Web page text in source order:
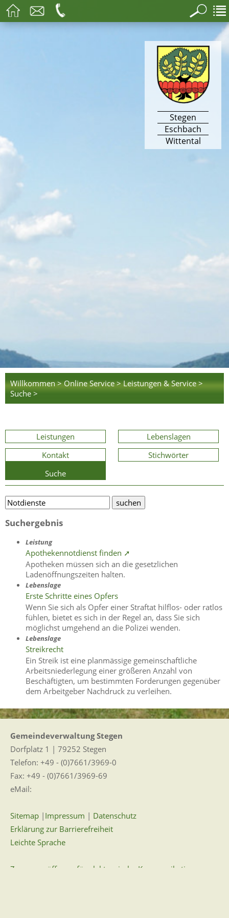
Stegen
Eschbach
Wittental
Willkommen > Online Service > Leistungen & Service >
Suche >
Leistungen
Lebenslagen
Kontakt
Stichwörter
Suche
Suchergebnis
Leistung
Apothekennotdienst finden ➚
Apotheken müssen sich an die gesetzlichen
Ladenöffnungszeiten halten.
Lebenslage
Erste Schritte eines Opfers
Wenn Sie sich als Opfer einer Straftat hilflos- oder ratlos
fühlen, bietet es sich in der Regel an, dass Sie sich
möglichst umgehend an die Polizei wenden.
Lebenslage
Streikrecht
Ein Streik ist eine planmässige gemeinschaftliche
Arbeitsniederlegung einer größeren Anzahl von
Beschäftigten, um bestimmten Forderungen gegenüber
dem Arbeitgeber Nachdruck zu verleihen.
Gemeindeverwaltung Stegen
Dorfplatz 1 | 79252 Stegen
Telefon: +49 - (0)7661/3969-0
Fax: +49 - (0)7661/3969-69
eMail:
Sitemap | Impressum | Datenschutz
Erklärung zur Barrierefreiheit
Leichte Sprache
Zugangseröffnung für elektronische Kommunikation